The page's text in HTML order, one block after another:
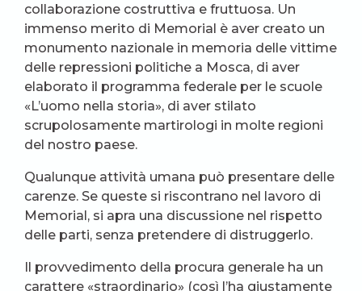
collaborazione costruttiva e fruttuosa. Un
immenso merito di Memorial è aver creato un
monumento nazionale in memoria delle vittime
delle repressioni politiche a Mosca, di aver
elaborato il programma federale per le scuole
«L’uomo nella storia», di aver stilato
scrupolosamente martirologi in molte regioni
del nostro paese.
Qualunque attività umana può presentare delle
carenze. Se queste si riscontrano nel lavoro di
Memorial, si apra una discussione nel rispetto
delle parti, senza pretendere di distruggerlo.
Il provvedimento della procura generale ha un
carattere «straordinario» (così l’ha giustamente